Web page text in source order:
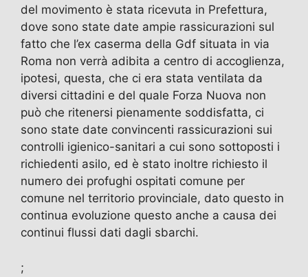
del movimento è stata ricevuta in Prefettura,
dove sono state date ampie rassicurazioni sul
fatto che l’ex caserma della Gdf situata in via
Roma non verrà adibita a centro di accoglienza,
ipotesi, questa, che ci era stata ventilata da
diversi cittadini e del quale Forza Nuova non
può che ritenersi pienamente soddisfatta, ci
sono state date convincenti rassicurazioni sui
controlli igienico-sanitari a cui sono sottoposti i
richiedenti asilo, ed è stato inoltre richiesto il
numero dei profughi ospitati comune per
comune nel territorio provinciale, dato questo in
continua evoluzione questo anche a causa dei
continui flussi dati dagli sbarchi.
;